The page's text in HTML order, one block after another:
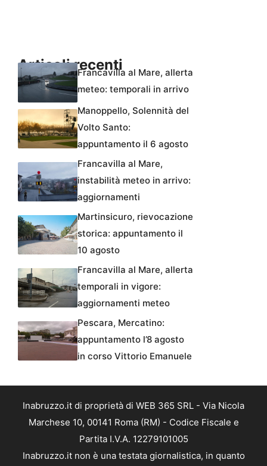
Articoli recentiFrancavilla al Mare, allerta
meteo: temporali in arrivo
Manoppello, Solennità del
Volto Santo:
appuntamento il 6 agosto
Francavilla al Mare,
instabilità meteo in arrivo:
aggiornamenti
Martinsicuro, rievocazione
storica: appuntamento il
10 agosto
Francavilla al Mare, allerta
temporali in vigore:
aggiornamenti meteo
Pescara, Mercatino:
appuntamento l’8 agosto
in corso Vittorio Emanuele
Inabruzzo.it di proprietà di WEB 365 SRL - Via Nicola
Marchese 10, 00141 Roma (RM) - Codice Fiscale e
Partita I.V.A. 12279101005
Inabruzzo.it non è una testata giornalistica, in quanto